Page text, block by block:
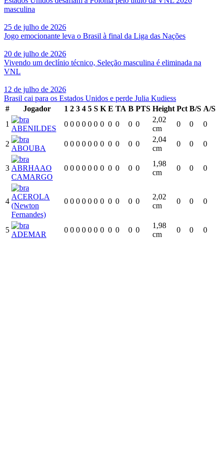
masculina
25 de julho de 2026
Jogo emocionante leva o Brasil à final da Liga das Nações
20 de julho de 2026
Vivendo um declínio técnico, Seleção masculina é eliminada na
VNL
12 de julho de 2026
Brasil cai para os Estados Unidos e perde Julia Kudiess
#
Jogador 1 2 3 4 5 S K E TA B PTS Height Pct B/S A/S
1
ABENILDES
0 0 0 0 0 0 0 0 0 0 0
2,02
cm
0 0 0
2
ABOUBA
0 0 0 0 0 0 0 0 0 0 0
2,04
cm
0 0 0
3 ABRHAAO
CAMARGO
0 0 0 0 0 0 0 0 0 0 0
1,98
cm
0 0 0
4
ACEROLA
(Newton
Fernandes)
0 0 0 0 0 0 0 0 0 0 0
2,02
cm
0 0 0
5
ADEMAR
0 0 0 0 0 0 0 0 0 0 0
1,98
cm
0 0 0